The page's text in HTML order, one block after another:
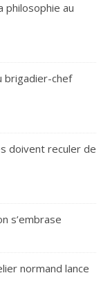
philosophie au
brigadier-chef
doivent reculer de
s’embrase
normand lance